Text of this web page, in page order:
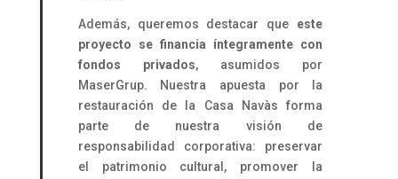
Además, queremos destacar que este
proyecto se financia íntegramente con
fondos privados, asumidos por
MaserGrup. Nuestra apuesta por la
restauración de la Casa Navàs forma
parte de nuestra visión de
responsabilidad corporativa: preservar
el patrimonio cultural, promover la